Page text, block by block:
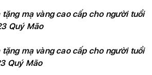
tặng mạ vàng cao cấp cho người tuổi
Quý Mão
tặng mạ vàng cao cấp cho người tuổi
Quý Mão